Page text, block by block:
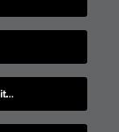
Eingefrorenes New York City dank Superzeitlupe